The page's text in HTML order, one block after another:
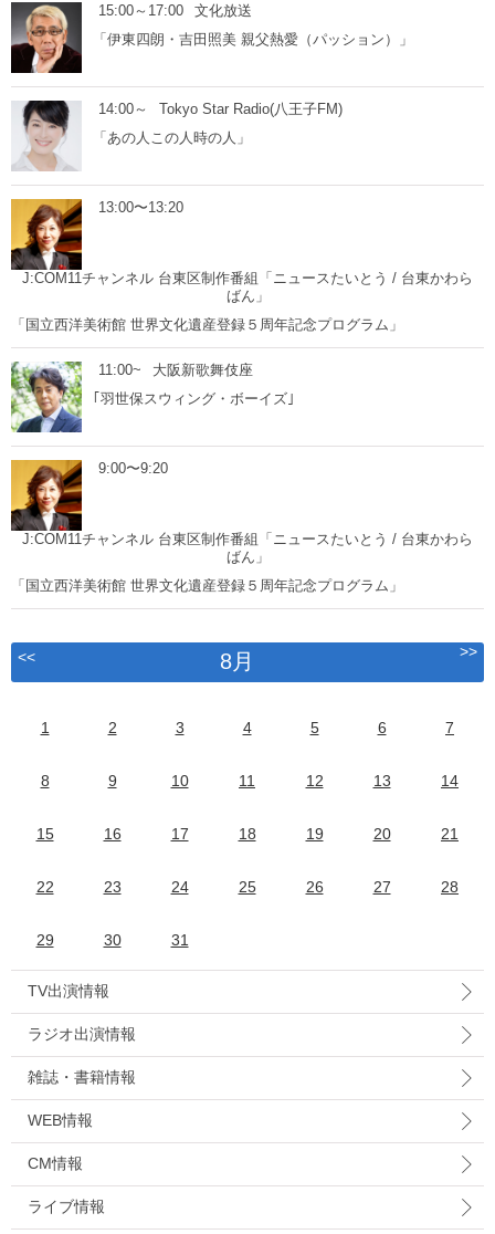
15:00～17:00
文化放送
「伊東四朗・吉田照美 親父熱愛（パッション）」
14:00～
Tokyo Star Radio(八王子FM)
「あの人この人時の人」
13:00〜13:20
J:COM11チャンネル 台東区制作番組「ニュースたいとう / 台東かわら
ばん」
「国立西洋美術館 世界文化遺産登録５周年記念プログラム」
11:00~
大阪新歌舞伎座
｢羽世保スウィング・ボーイズ｣
9:00〜9:20
J:COM11チャンネル 台東区制作番組「ニュースたいとう / 台東かわら
ばん」
「国立西洋美術館 世界文化遺産登録５周年記念プログラム」
<< 8月 >>
1 2 3 4 5 6 7
8 9 10 11 12 13 14
15 16 17 18 19 20 21
22 23 24 25 26 27 28
29 30 31
TV出演情報
ラジオ出演情報
雑誌・書籍情報
WEB情報
CM情報
ライブ情報